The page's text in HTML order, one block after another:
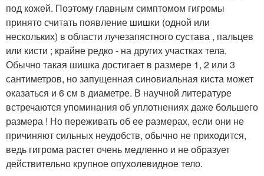
под кожей. Поэтому главным симптомом гигромы
принято считать появление шишки (одной или
нескольких) в области лучезапястного сустава , пальцев
или кисти ; крайне редко - на других участках тела.
Обычно такая шишка достигает в размере 1, 2 или 3
сантиметров, но запущенная синовиальная киста может
оказаться и 6 см в диаметре. В научной литературе
встречаются упоминания об уплотнениях даже большего
размера ! Но переживать об ее размерах, если они не
причиняют сильных неудобств, обычно не приходится,
ведь гигрома растет очень медленно и не образует
действительно крупное опухолевидное тело.